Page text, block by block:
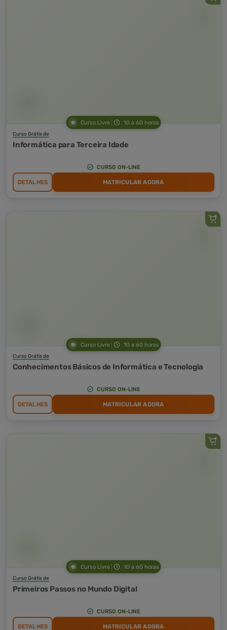
Curso Livre 10 a 60 horas
Curso Grátis de
Informática para Terceira Idade
CURSO ON-LINE
DETALHES MATRICULAR AGORA
Curso Livre 10 a 60 horas
Curso Grátis de
Conhecimentos Básicos de Informática e Tecnologia
CURSO ON-LINE
DETALHES MATRICULAR AGORA
Curso Livre 10 a 60 horas
Curso Grátis de
Primeiros Passos no Mundo Digital
CURSO ON-LINE
DETALHES MATRICULAR AGORA